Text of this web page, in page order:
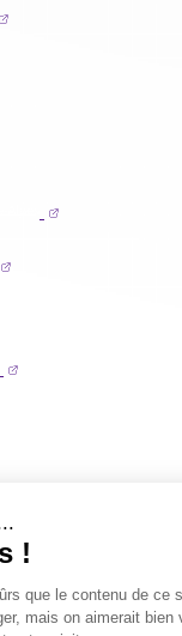
!
que le contenu de ce
mais on aimerait bien